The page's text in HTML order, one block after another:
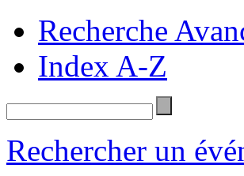
Recherche
Index A-Z
Rechercher un